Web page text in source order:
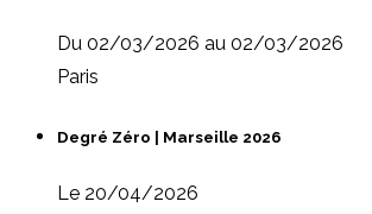
Du 02/03/2026 au 02/03/2026
Paris
Degré Zéro | Marseille 2026
Le 20/04/2026